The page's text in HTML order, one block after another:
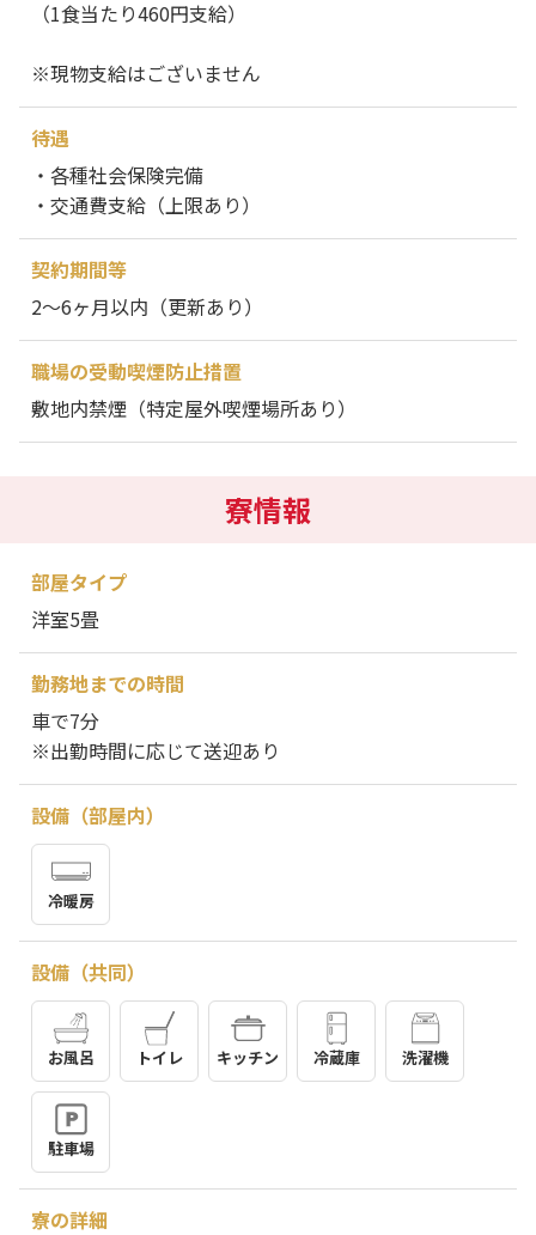
（1食当たり460円支給）
※現物支給はございません
待遇
・各種社会保険完備
・交通費支給（上限あり）
契約期間等
2～6ヶ月以内（更新あり）
職場の受動喫煙防止措置
敷地内禁煙（特定屋外喫煙場所あり）
寮情報
部屋タイプ
洋室5畳
勤務地までの時間
車で7分
※出勤時間に応じて送迎あり
設備（部屋内）
冷暖房
設備（共同）
お風呂 トイレ キッチン 冷蔵庫 洗濯機
駐車場
寮の詳細